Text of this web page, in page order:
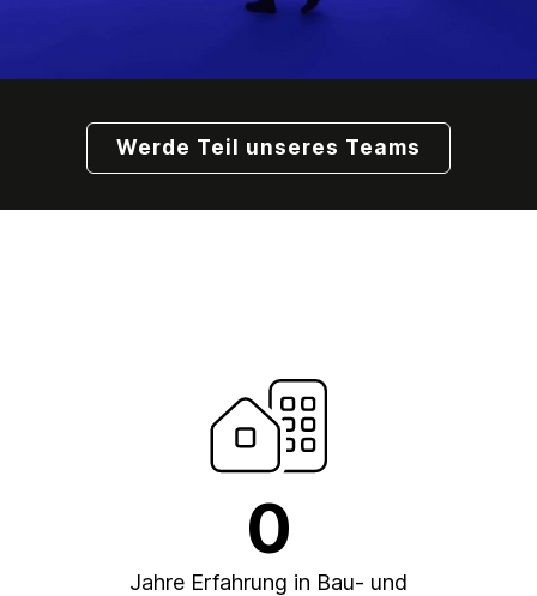
Werde Teil unseres Teams
0
Jahre Erfahrung in Bau- und